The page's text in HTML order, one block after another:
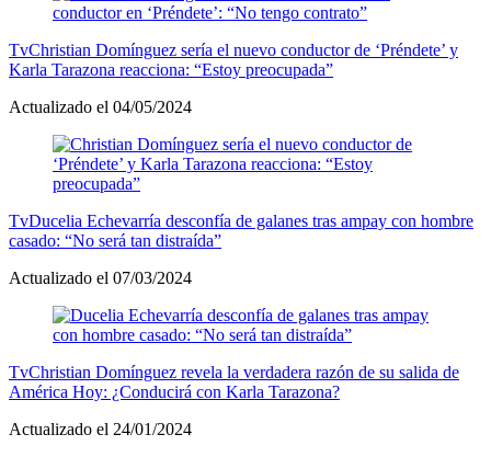
TvChristian Domínguez sería el nuevo conductor de ‘Préndete’ y
Karla Tarazona reacciona: “Estoy preocupada”
Actualizado el 04/05/2024
TvDucelia Echevarría desconfía de galanes tras ampay con hombre
casado: “No será tan distraída”
Actualizado el 07/03/2024
TvChristian Domínguez revela la verdadera razón de su salida de
América Hoy: ¿Conducirá con Karla Tarazona?
Actualizado el 24/01/2024